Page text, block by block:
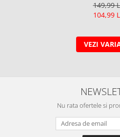
149,99
104,99
VEZI
Nu rata ofertele si